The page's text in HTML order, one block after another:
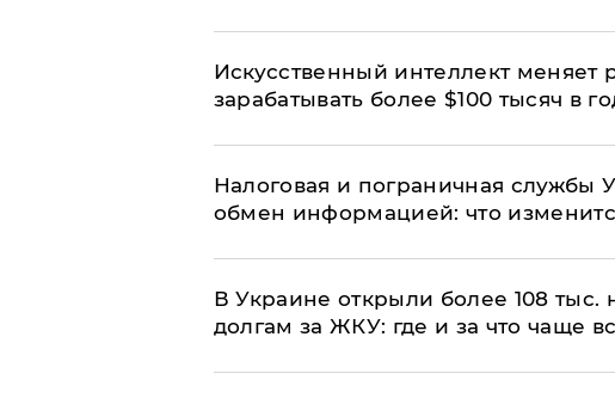
Искусственный интеллект меняет
зарабатывать более $100 тысяч в
Налоговая и пограничная службы
обмен информацией: что
В Украине открыли более 108 тыс.
долгам за ЖКУ: где и за что чаще